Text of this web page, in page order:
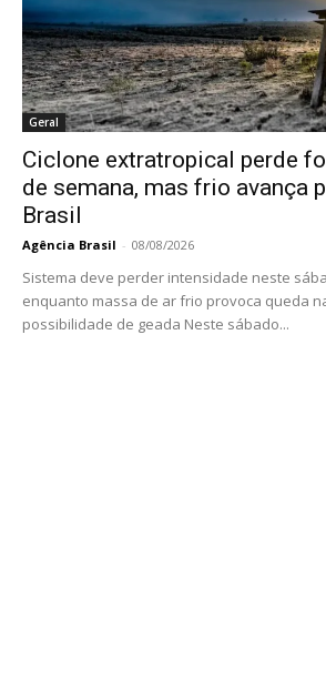
Geral
Ciclone extratropical perde
de semana, mas frio avança
Brasil
Agência Brasil - 08/08/2026
Sistema deve perder intensidade neste
enquanto massa de ar frio provoca queda
possibilidade de geada Neste sábado...